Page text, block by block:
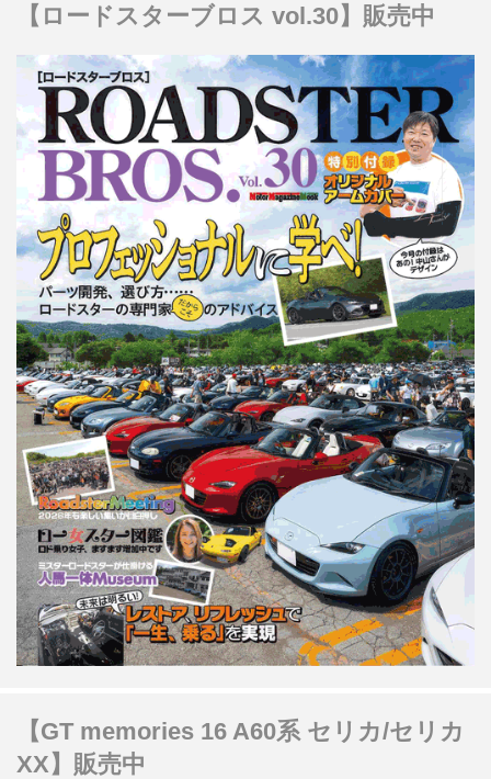
【ロードスターブロス vol.30】販売中
【GT memories 16 A60系 セリカ/セリカ
XX】販売中